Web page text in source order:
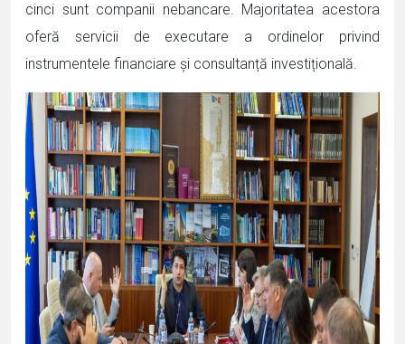
cinci sunt companii nebancare. Majoritatea acestora
oferă servicii de executare a ordinelor privind
instrumentele financiare și consultanță investițională.